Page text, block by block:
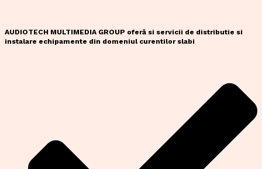
AUDIOTECH MULTIMEDIA GROUP oferă si servicii de distributie si
instalare echipamente din domeniul curentilor slabi